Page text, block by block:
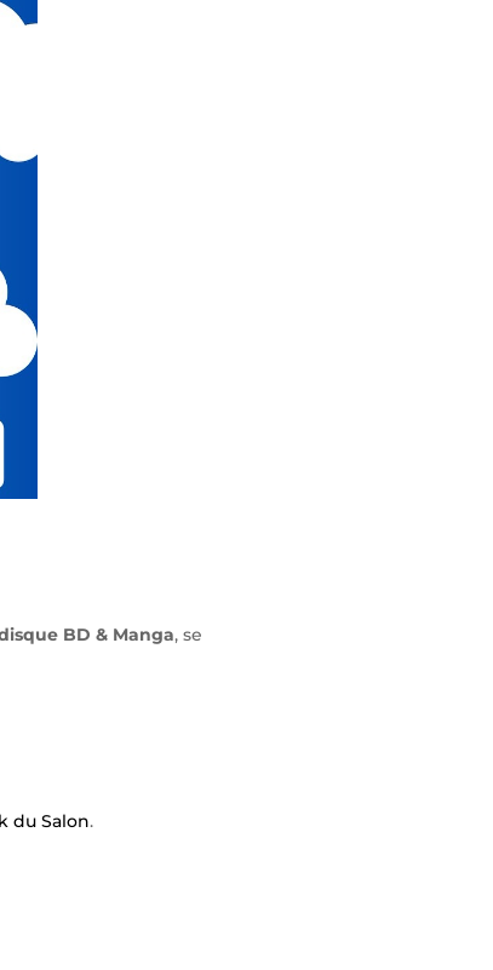
BD & Manga, se
du Salon.